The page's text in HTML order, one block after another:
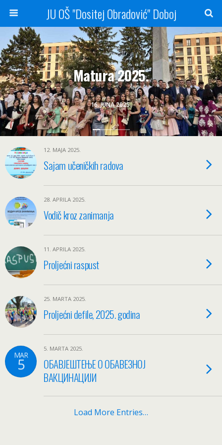
JU OŠ "Dositej Obradović" Doboj
16. JUNA 2025.
Matura 2025.
12. MAJA 2025.
Sajam učeničkih radova
28. APRILA 2025.
Vodič kroz zanimanja
11. APRILA 2025.
Proljećni raspust
25. MARTA 2025.
Proljećni defile, 2025. godina
MAR
5
5. MARTA 2025.
ОБАВЈЕШТЕЊЕ О ОБАВЕЗНОЈ
ВАКЦИНАЦИЈИ
Load More Entries…